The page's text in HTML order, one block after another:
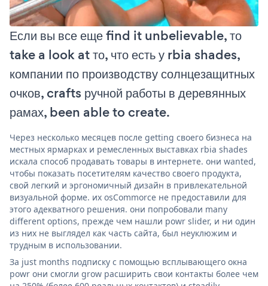
Если вы все еще find it unbelievable, то
take a look at то, что есть у rbia shades,
компании по производству солнцезащитных
очков, crafts ручной работы в деревянных
рамах, been able to create.
Через несколько месяцев после getting своего бизнеса на
местных ярмарках и ремесленных выставках rbia shades
искала способ продавать товары в интернете. они wanted,
чтобы показать посетителям качество своего продукта,
свой легкий и эргономичный дизайн в привлекательной
визуальной форме. их osCommorce не предоставили для
этого адекватного решения. они попробовали many
different options, прежде чем нашли powr slider, и ни один
из них не выглядел как часть сайта, был неуклюжим и
трудным в использовании.
За just months подписку с помощью всплывающего окна
powr они смогли grow расширить свои контакты более чем